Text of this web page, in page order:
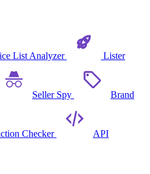
List Analyzer Lister
Seller Spy Brand
Checker
API